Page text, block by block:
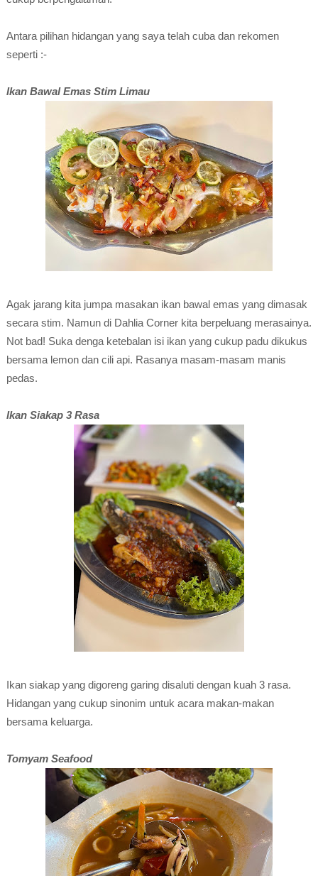
Antara pilihan hidangan yang saya telah cuba dan rekomen
seperti :-
Ikan Bawal Emas Stim Limau
Agak jarang kita jumpa masakan ikan bawal emas yang dimasak
secara stim. Namun di Dahlia Corner kita berpeluang merasainya.
Not bad! Suka denga ketebalan isi ikan yang cukup padu dikukus
bersama lemon dan cili api. Rasanya masam-masam manis
pedas.
Ikan Siakap 3 Rasa
Ikan siakap yang digoreng garing disaluti dengan kuah 3 rasa.
Hidangan yang cukup sinonim untuk acara makan-makan
bersama keluarga.
Tomyam Seafood